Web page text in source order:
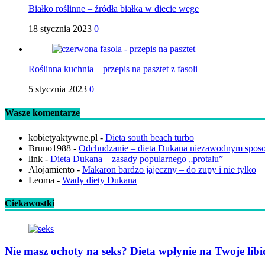
Białko roślinne – źródła białka w diecie wege
18 stycznia 2023 0
Roślinna kuchnia – przepis na pasztet z fasoli
5 stycznia 2023 0
Wasze komentarze
kobietyaktywne.pl - Dieta south beach turbo
Bruno1988 - Odchudzanie – dieta Dukana niezawodnym
link - Dieta Dukana – zasady popularnego „protalu”
Alojamiento - Makaron bardzo jajeczny – do zupy i nie tylko
Leoma - Wady diety Dukana
Ciekawostki
Nie masz ochoty na seks? Dieta wpłynie na Twoje